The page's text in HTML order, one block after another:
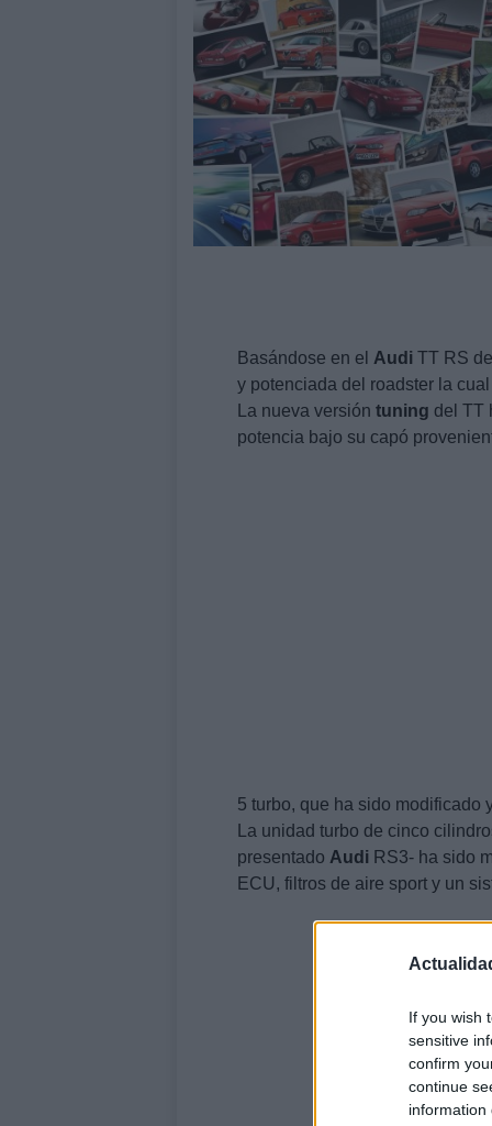
If you wish
sensitive
confirm
continue
information
Basándose en el Audi TT RS
y potenciada del roadster la
La nueva versión tuning del TT
potencia bajo su capó
5 turbo, que ha sido modificado
La unidad turbo de cinco
presentado Audi RS3- ha sido
ECU, filtros de aire sport y un